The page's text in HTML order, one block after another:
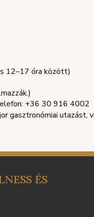
12–17 óra között)
+36 30 916 4002
gasztronómiai
ÉS